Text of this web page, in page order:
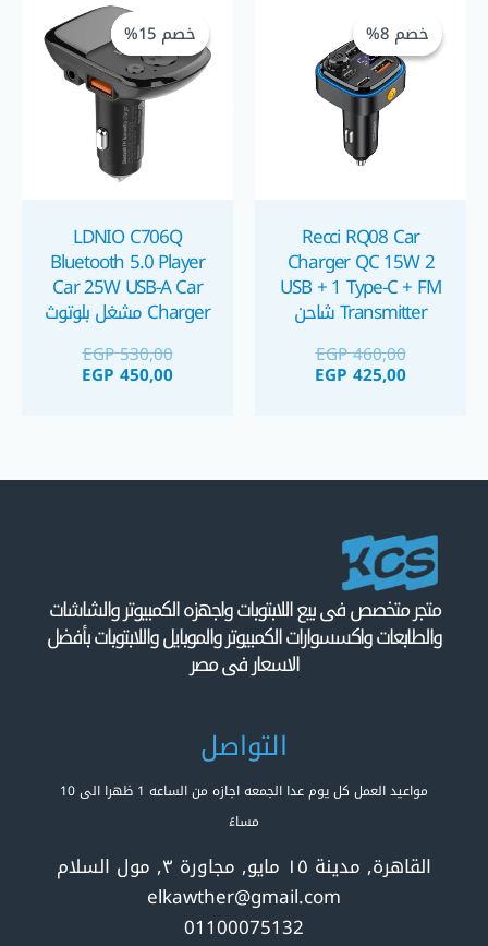
خصم 8%
خصم 8%
Recci RQ08 Car
Charger QC 15W 2
USB + 1 Type-C + FM
Transmitter شاحن
EGP460,00
EGP 460,00.
EGP 425,00
EGP 425,00.
خصم 15%
خصم 15%
LDNIO C706Q
Bluetooth 5.0 Player
Car 25W USB-A Car
Charger مشغل بلوتوث
واط
EGP530,00
الأصلي
هو:
530,00.
EGP 450,00
الحالي
هو:
450,00.
متجر متخصص فى بيع اللابتوبات واجهزه الكمبيوتر والشاشات
والطابعات واكسسوارات الكمبيوتر والموبايل واللابتوبات بأفضل
الاسعار فى مصر
التواصل
مواعيد العمل كل يوم عدا الجمعه اجازه من الساعه 1 ظهرا الى 10
مساءً
القاهرة, مدينة ١٥ مايو, مجاورة ٣, مول السلام
elkawther@gmail.com
01100075132